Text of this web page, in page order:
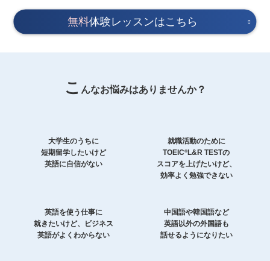
無料体験レッスンはこちら
こ んなお悩みはありませんか？
大学生のうちに
短期留学したいけど
英語に自信がない
就職活動のために
TOEIC®L&R TESTの
スコアを上げたいけど、
効率よく勉強できない
英語を使う仕事に
就きたいけど、ビジネス
英語がよくわからない
中国語や韓国語など
英語以外の外国語も
話せるようになりたい